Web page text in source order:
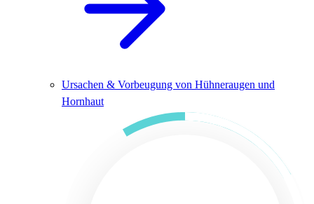
Ursachen & Vorbeugung von Hühneraugen und
Hornhaut